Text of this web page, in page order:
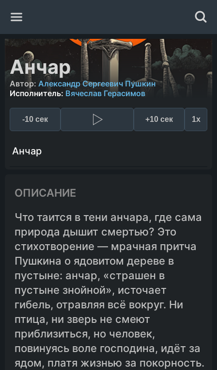
Главная
Жанры
Авторы
Исполнители
Анчар
Автор: Александр Сергеевич Пушкин
Исполнитель: Вячеслав Герасимов
-10 сек +10 сек 1x
Анчар
ОПИСАНИЕ
Что таится в тени анчара, где сама
природа дышит смертью? Это
стихотворение — мрачная притча
Пушкина о ядовитом дереве в
пустыне: анчар, «страшен в
пустыне знойной», источает
гибель, отравляя всё вокруг. Ни
птица, ни зверь не смеют
приблизиться, но человек,
повинуясь воле господина, идёт за
ядом, платя жизнью за покорность.